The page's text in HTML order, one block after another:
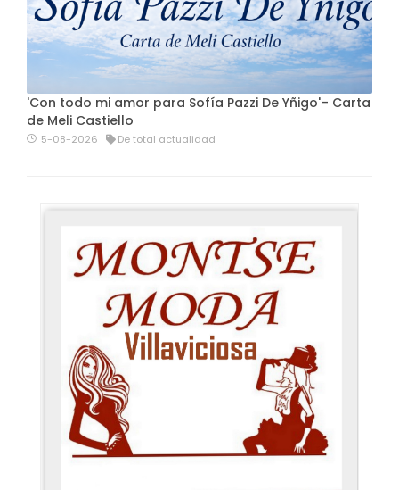
'Con todo mi amor para Sofía Pazzi De Yñigo'– Carta
de Meli Castiello
5-08-2026 De total actualidad